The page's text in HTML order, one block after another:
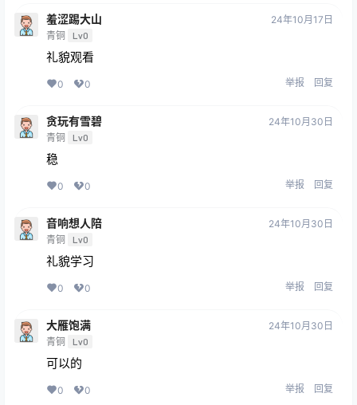
羞涩踢大山
青铜 Lv0
24年10月17日
礼貌观看
0 0 举报 回复
贪玩有雪碧
青铜 Lv0
24年10月30日
稳
0 0 举报 回复
音响想人陪
青铜 Lv0
24年10月30日
礼貌学习
0 0 举报 回复
大雁饱满
青铜 Lv0
24年10月30日
可以的
0 0 举报 回复